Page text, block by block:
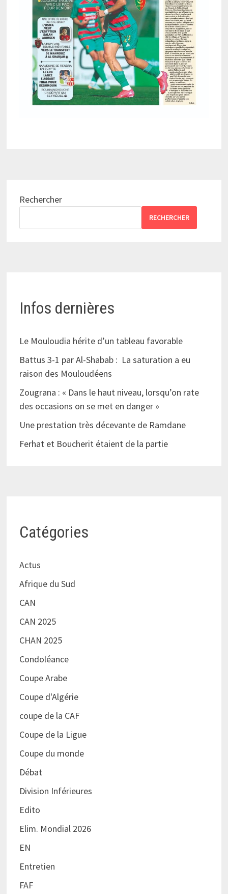
Rechercher
RECHERCHER
Infos dernières
Le Mouloudia hérite d’un tableau favorable
Battus 3-1 par Al-Shabab : La saturation a eu
raison des Mouloudéens
Zougrana : « Dans le haut niveau, lorsqu’on rate
des occasions on se met en danger »
Une prestation très décevante de Ramdane
Ferhat et Boucherit étaient de la partie
Catégories
Actus
Afrique du Sud
CAN
CAN 2025
CHAN 2025
Condoléance
Coupe Arabe
Coupe d'Algérie
coupe de la CAF
Coupe de la Ligue
Coupe du monde
Débat
Division Inférieures
Edito
Elim. Mondial 2026
EN
Entretien
FAF